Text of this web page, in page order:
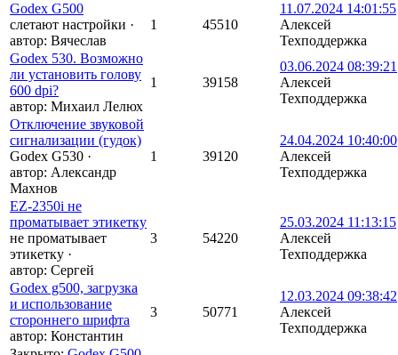
Godex G500
слетают настройки ·
автор: Вячеслав
1 45510
11.07.2024 14:01:55
Алексей
Техподдержка
Godex 530. Возможно
ли установить голову
600 dpi?
автор: Михаил Лелюх
1 39158
03.06.2024 08:39:21
Алексей
Техподдержка
Отключение звуковой
сигнализации (гудок)
Godex G530 ·
автор: Александр
Махнов
1 39120
24.04.2024 10:40:00
Алексей
Техподдержка
EZ-2350i не
проматывает этикетку
не проматывает
этикетку ·
автор: Сергей
3 54220
25.03.2024 11:13:15
Алексей
Техподдержка
Godex g500, загрузка
и использование
стороннего шрифта
автор: Константин
3 50771
12.03.2024 09:38:42
Алексей
Техподдержка